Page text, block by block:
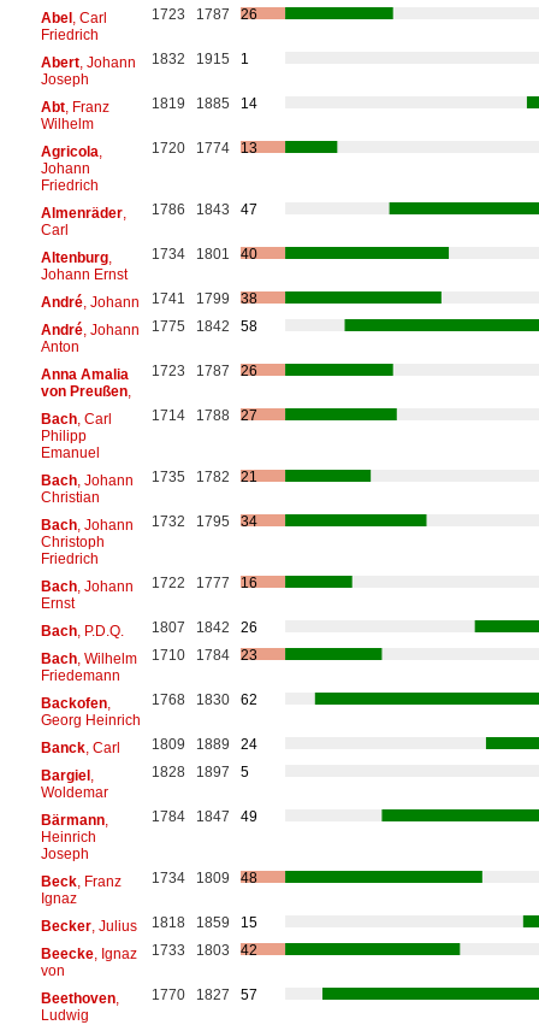
Abel, Carl
Friedrich
1723 1787 26
Abert, Johann
Joseph
1832 1915 1
Abt, Franz
Wilhelm
1819 1885 14
Agricola
Johann
Friedrich
1720 1774 13
Almenräder,
Carl
1786 1843 47
Altenburg,
Johann Ernst
1734 1801 40
André, Johann 1741 1799
38
André, Johann
Anton
1775 1842 58
Anna Amalia
von Preußen,
1723 1787 26
Bach, Carl
Philipp
Emanuel
1714 1788 27
Bach, Johann
Christian
1735 1782 21
Bach, Johann
Christoph
Friedrich
1732 1795 34
Bach, Johann
Ernst
1722 1777 16
Bach, P.D.Q. 1807 1842
26
Bach, Wilhelm
Friedemann
1710 1784 23
Backofen,
Georg Heinrich
1768 1830 62
Banck, Carl 1809 1889
24
Bargiel,
Woldemar
1828 1897 5
Bärmann,
Heinrich
Joseph
1784 1847 49
Beck, Franz
Ignaz
1734 1809 48
Becker, Julius 1818 1859
15
Beecke, Ignaz
von
1733 1803 42
Beethoven,
Ludwig
1770 1827 57